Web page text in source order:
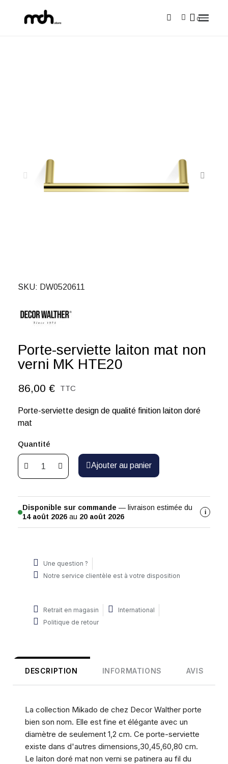
SKU DW0520611
Porte-serviette laiton mat non
verni MK HTE20
86,00 € TTC
Porte-serviette design de qualité finition laiton doré
mat
Quantité
Ajouter au panier
Disponible sur commande — livraison estimée du
14 août 2026 au 20 août 2026
i
Une question ?
Notre service clientèle est à votre disposition
Retrait en magasin
International
Politique de retour
DESCRIPTION INFORMATIONS AVIS
La collection Mikado de chez Decor Walther porte
bien son nom. Elle est fine et élégante avec un
diamètre de seulement 1,2 cm. Ce porte-serviette
existe dans d'autres dimensions,30,45,60,80 cm.
Le laiton doré mat non verni se patinera au fil du